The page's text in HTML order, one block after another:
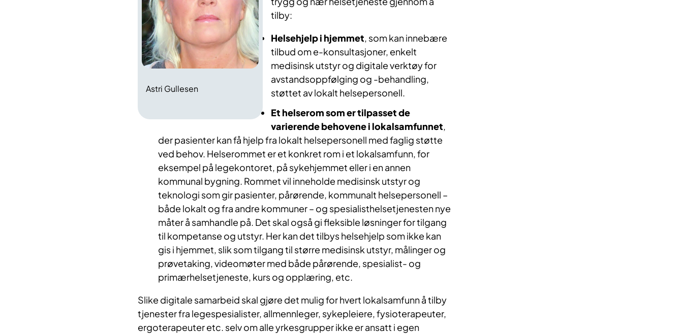
Astri Gullesen
tilby:
Helsehjelp i hjemmet, som kan innebære
tilbud om e-konsultasjoner, enkelt
medisinsk utstyr og digitale verktøy for
avstandsoppfølging og -behandling,
støttet av lokalt helsepersonell.
Et helserom som er tilpasset de
varierende behovene i lokalsamfunnet,
der pasienter kan få hjelp fra lokalt helsepersonell med faglig støtte
ved behov. Helserommet er et konkret rom i et lokalsamfunn, for
eksempel på legekontoret, på sykehjemmet eller i en annen
kommunal bygning. Rommet vil inneholde medisinsk utstyr og
teknologi som gir pasienter, pårørende, kommunalt helsepersonell –
både lokalt og fra andre kommuner – og spesialisthelsetjenesten nye
måter å samhandle på. Det skal også gi fleksible løsninger for tilgang
til kompetanse og utstyr. Her kan det tilbys helsehjelp som ikke kan
gis i hjemmet, slik som tilgang til større medisinsk utstyr, målinger og
prøvetaking, videomøter med både pårørende, spesialist- og
primærhelsetjeneste, kurs og opplæring, etc.
Slike digitale samarbeid skal gjøre det mulig for hvert lokalsamfunn å tilby
tjenester fra legespesialister, allmennleger, sykepleiere, fysioterapeuter,
ergoterapeuter etc. selv om alle yrkesgrupper ikke er ansatt i egen